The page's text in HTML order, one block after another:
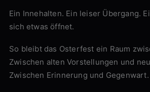
Ein Innehalten. Ein leiser Übergang. Ein Moment, in dem
sich etwas öffnet.
So bleibt das Osterfest ein Raum zwischen Zeiten.
Zwischen alten Vorstellungen und
Zwischen Erinnerung und Gegenwart.